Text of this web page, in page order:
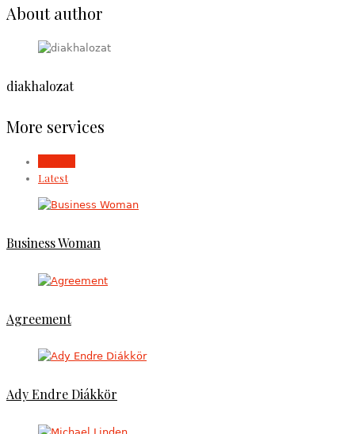
About author
diakhalozat
More services
Latest
Business Woman
Agreement
Ady Endre Diákkör